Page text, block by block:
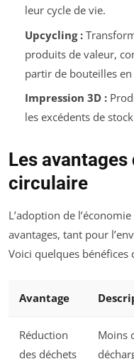
leur cycle de vie.
Upcycling :
produits de valeur,
partir de bouteilles
Impression 3D :
les excédents de
Les avantages
circulaire
L’adoption de
avantages, tant pour
Voici quelques bénéfices
Avantage
Réduction
des déchets
Moins